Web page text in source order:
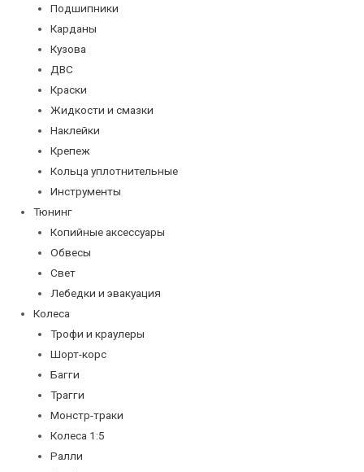
Подшипники
Карданы
Кузова
ДВС
Краски
Жидкости и смазки
Наклейки
Крепеж
Кольца уплотнительные
Инструменты
Тюнинг
Копийные аксессуары
Обвесы
Свет
Лебедки и эвакуация
Колеса
Трофи и краулеры
Шорт-корс
Багги
Трагги
Монстр-траки
Колеса 1:5
Ралли